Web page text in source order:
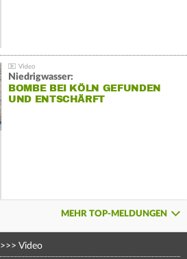
Niedrigwasser:
BOMBE BEI KÖLN GEFUNDEN
UND ENTSCHÄRFT
MEHR TOP-MELDUNGEN
>>> Video